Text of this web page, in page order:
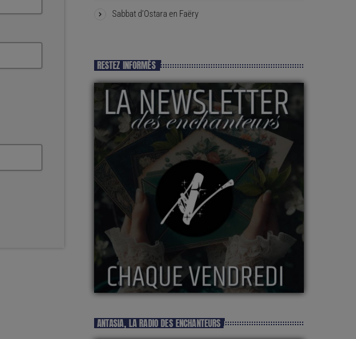
Sabbat d’Ostara en Faëry
RESTEZ INFORMÉS
ANTASIA, LA RADIO DES ENCHANTEURS